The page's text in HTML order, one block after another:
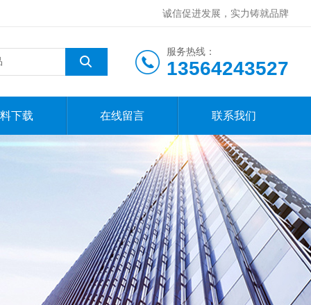
诚信促进发展，实力铸就品牌
服务热线：
13564243527
下载 在线留言 联系我们